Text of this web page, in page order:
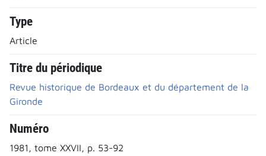
Type
Article
Titre du périodique
Revue historique de Bordeaux et du département de la
Gironde
Numéro
1981, tome XXVII, p. 53-92